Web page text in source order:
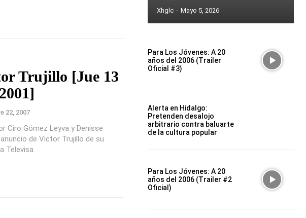
Trujillo [Jue 13
22, 2007
Ciro Gómez Leyva y Denisse
de Victor Trujillo de su
Televisa.
Xhglc - Mayo 5, 2026
Para Los Jóvenes: A 20
años del 2006 (Trailer
Oficial #3)
Alerta en Hidalgo:
Pretenden desalojo
arbitrario contra baluarte
de la cultura popular
Para Los Jóvenes: A 20
años del 2006 (Trailer #2
Oficial)